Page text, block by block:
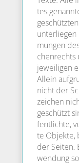
tes
mun­gen
chen­rechts
jewei­li­gen
Allein
nicht der
zei­chen
geschützt
fent­lich­te,
te Objek­te,
der Sei­ten.
wen­dung